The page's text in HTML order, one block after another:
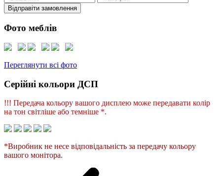
Відправіти замовлення
Фото меблів
Переглянути всі фото
Серійні кольори ДСП
!!! Передача кольору вашого дисплею може передавати колір
на тон світліше або темніше *.
*Виробник не несе відповідальність за передачу кольору
вашого монітора.